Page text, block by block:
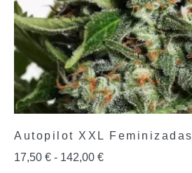
Autopilot XXL Feminizadas
17,50 € - 142,00 €